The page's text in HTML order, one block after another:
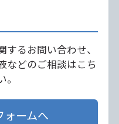
るお問い合わせ、
などのご相談はこち
ォームへ